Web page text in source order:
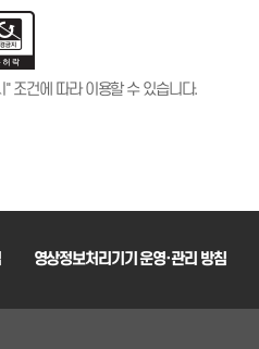
조건에 따라 이용할 수 있습니다.
영상정보처리기기 운영·관리 방침